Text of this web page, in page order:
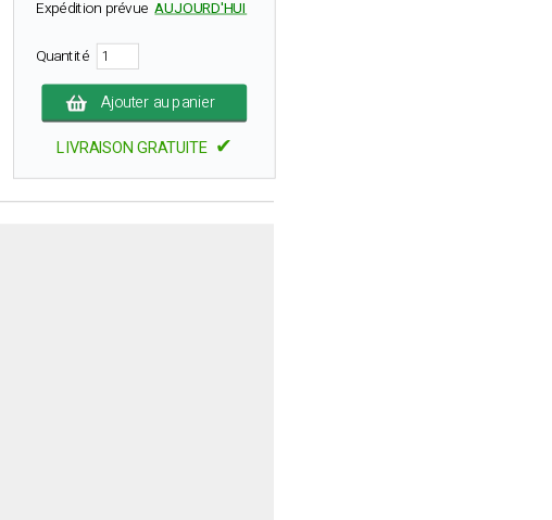
Expédition prévueAUJOURD'HUI
Quantité
Ajouter au panier
LIVRAISON GRATUITE ✔